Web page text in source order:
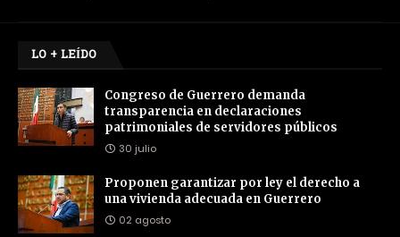
LO + LEÍDO
Congreso de Guerrero demanda
transparencia en declaraciones
patrimoniales de servidores públicos
30 julio
Proponen garantizar por ley el derecho a
una vivienda adecuada en Guerrero
02 agosto